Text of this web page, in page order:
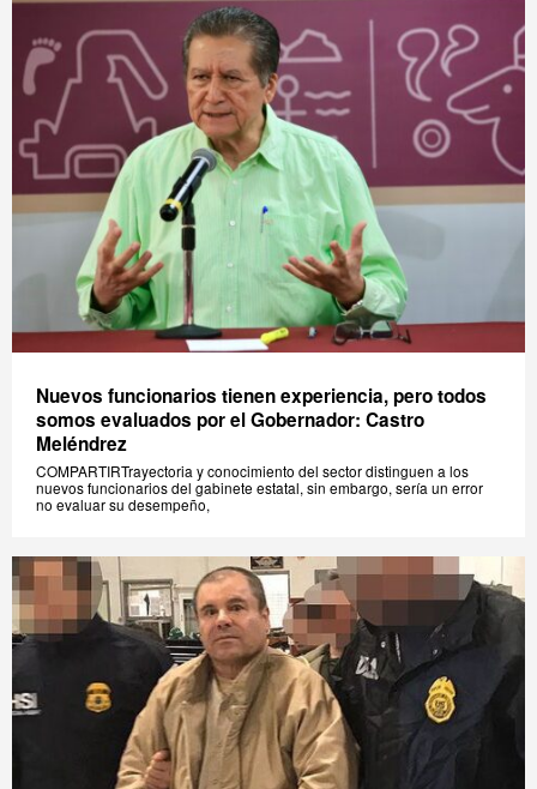
Nuevos funcionarios tienen experiencia, pero todos
somos evaluados por el Gobernador: Castro
Meléndrez
COMPARTIRTrayectoria y conocimiento del sector distinguen a los
nuevos funcionarios del gabinete estatal, sin embargo, sería un error
no evaluar su desempeño,